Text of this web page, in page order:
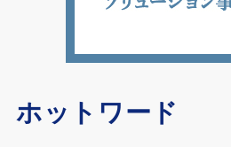
ホットワード